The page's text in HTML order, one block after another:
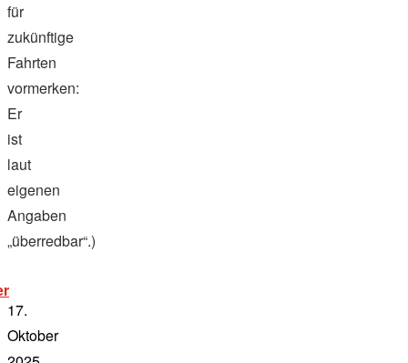
für
zukünftige
Fahrten
vormerken:
Er
ist
laut
eigenen
Angaben
„überredbar“.)
„herbstwanderfahrt
2025“
17.
Oktober